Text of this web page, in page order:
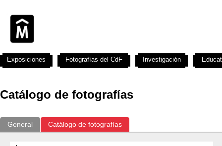
Catálogo de fotografías
General Catálogo de fotografías
Exposiciones Fotografías del CdF Investigación